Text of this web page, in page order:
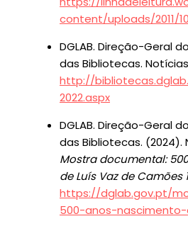
content/uploads/2011/
DGLAB. Direção-Geral
das Bibliotecas.
http://
2022.aspx
DGLAB. Direção-Geral
das Bibliotecas. (2024).
Mostra documental:
de Luís Vaz de Camões
https://dglab.gov.pt/
500-anos-